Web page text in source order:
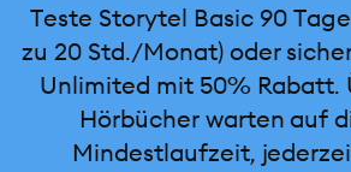
Teste Storytel Basic 90
zu 20 Std./Monat) oder
Unlimited mit 50% Rabatt.
Hörbücher warten auf
Mindestlaufzeit,